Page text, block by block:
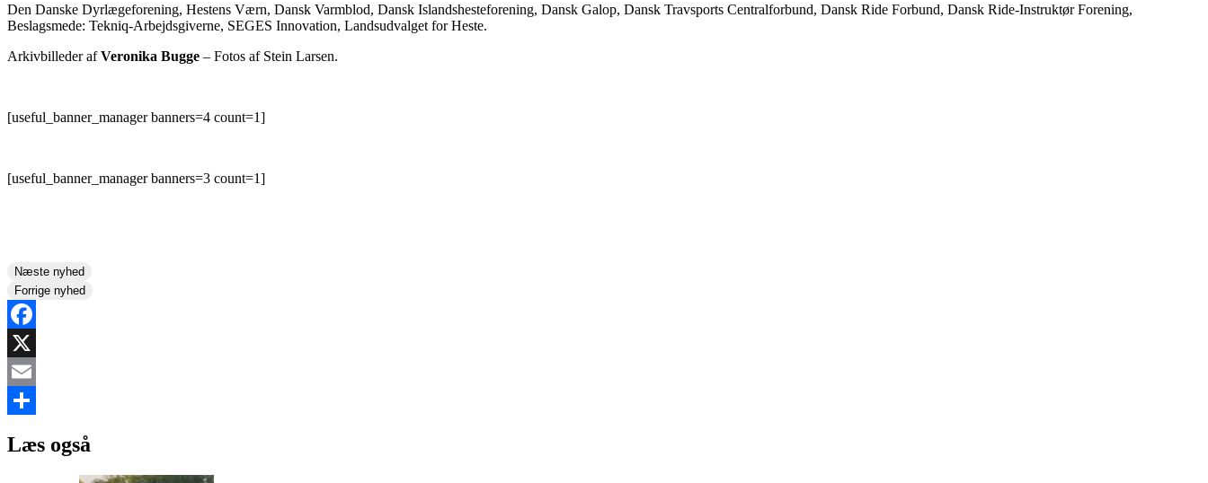
Den Danske Dyrlægeforening, Hestens Værn, Dansk Varmblod, Dansk Islandshesteforening, Dansk Galop, Dansk Travsports Centralforbund, Dansk Ride Forbund, Dansk Ride-Instruktør Forening,
Beslagsmede: Tekniq-Arbejdsgiverne, SEGES Innovation, Landsudvalget for Heste.
Arkivbilleder afVeronika Bugge – Fotos af Stein Larsen.
[useful_banner_manager banners=4 count=1]
[useful_banner_manager banners=3 count=1]
Næste nyhed
Forrige nyhed
Facebook
X
Email
Læs også